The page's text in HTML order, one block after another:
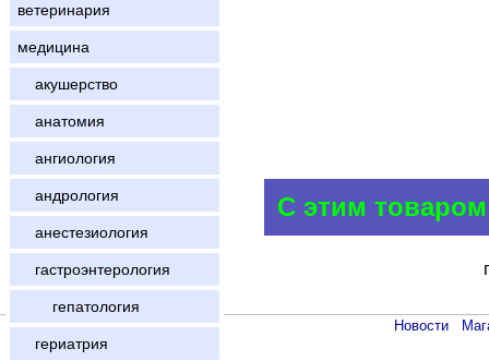
ветеринария
медицина
акушерство
анатомия
ангиология
андрология
анестезиология
гастроэнтерология
гепатология
гериатрия
С этим
Новости